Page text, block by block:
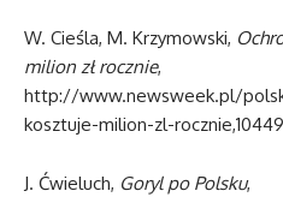
W. Cieśla, M. Krzymowski,
milion zł rocznie,
http://www.newsweek.pl/
kosztuje-milion-zl-
J. Ćwieluch, Goryl po Polsku,